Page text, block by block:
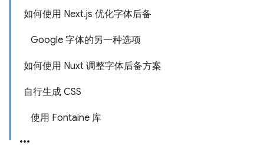
如何使用 Next.js 优化字体后备
Google 字体的另一种选项
如何使用 Nuxt 调整字体后备方案
自行生成 CSS
使用 Fontaine 库